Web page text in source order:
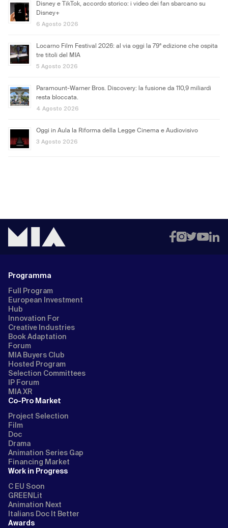
Disney e TikTok, accordo storico: i video dei fan sbarcano su
Disney+
6 Agosto 2026
Locarno Film Festival 2026: al via oggi la 79ª edizione che ospita
tre titoli del MIA
5 Agosto 2026
Paramount-Warner Bros. Discovery: la fusione da 110,9 miliardi
resta bloccata.
4 Agosto 2026
Oggi in Aula la Riforma della Legge Cinema e Audiovisivo
3 Agosto 2026
Programma
Full Program
European Investment
Hub
Innovation For
Creative Industries
Book Adaptation
Forum
MIA Buyers Club
Hosted Program
Selection Committees
IP Forum
MIA XR
Co-Pro Market
Project Selection
Film
Doc
Drama
Animation Series Gap
Financing Market
Work in Progress
C EU Soon
GREENLit
Animation Next
Italians Doc It Better
Awards